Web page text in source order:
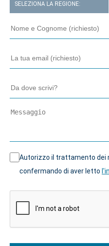
SELEZIONA LA REGIONE:
Autorizzo il trattamento dei
confermando di aver letto